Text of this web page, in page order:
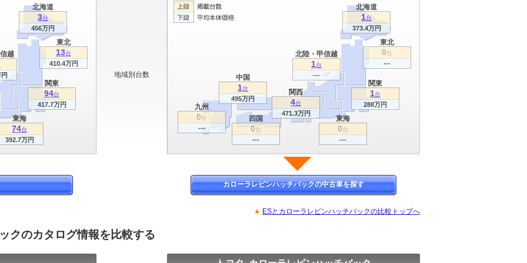
関東
94台
417.7万円
東海
74台
392.7万円
北海道
3台
456万円
東北
13台
410.4万円
越
地域別台数
関東
1台
288万円
関西
4台
471.3万円
東海
0台
---
北海道
1台
373.4万円
九州
0台
---
東北
0台
---
北陸・甲信越
1台
---
中国
1台
495万円
四国
0台
---
カローラレビンハッチバックの中古車を探す
ESとカローラレビンハッチバックの比較トップへ
クのカタログ情報を比較する